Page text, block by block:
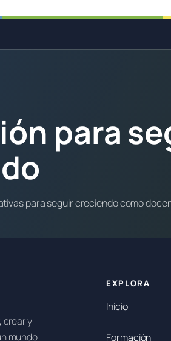
para
para seguir creciendo como
crear y
mundo
EXPLORA
Inicio
Formación